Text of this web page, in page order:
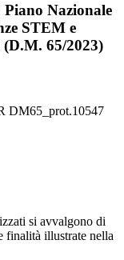
Nazionale
STEM e
65/2023)
DM65_prot.10547
si avvalgono di
finalità illustrate nella